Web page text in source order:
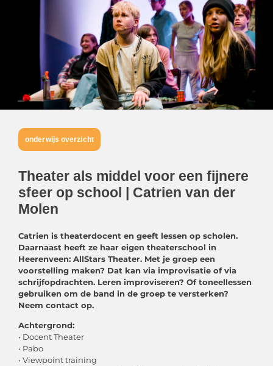
onderwijs overzicht
Theater als middel voor een fijnere
sfeer op school | Catrien van der
Molen
Catrien is theaterdocent en geeft lessen op scholen.
Daarnaast heeft ze haar eigen theaterschool in
Heerenveen: AllStars Theater. Met je groep een
voorstelling maken? Dat kan via improvisatie of via
schrijfopdrachten. Leren improviseren? Oftoneellessen
gebruiken om de band in de groep te versterken?
Neem contact op.
Achtergrond:
• Docent Theater
• Pabo
• Viewpoint training